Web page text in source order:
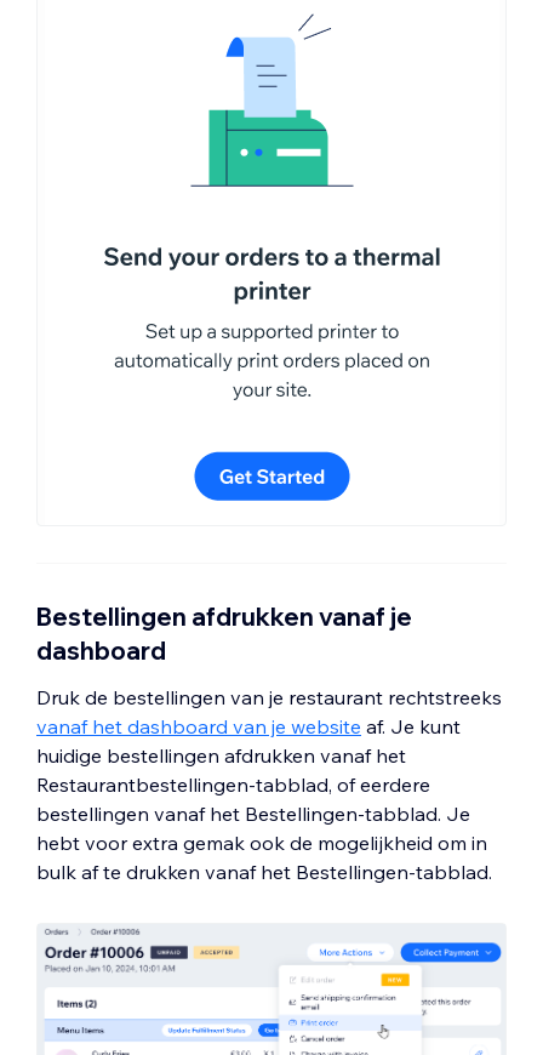
Bestellingen afdrukken vanaf je
dashboard
Druk de bestellingen van je restaurant rechtstreeks
vanaf het dashboard van je website af. Je kunt
huidige bestellingen afdrukken vanaf het
Restaurantbestellingen-tabblad, of eerdere
bestellingen vanaf het Bestellingen-tabblad. Je
hebt voor extra gemak ook de mogelijkheid om in
bulk af te drukken vanaf het Bestellingen-tabblad.